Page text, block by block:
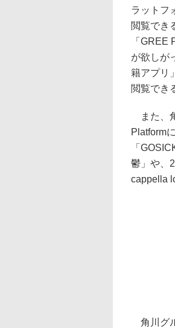
ラットフ
閲覧でき
「GREE
が欲しが
籍アプリ
閲覧でき
また、
Platform
「
鬱」や、
cappella
角川グ